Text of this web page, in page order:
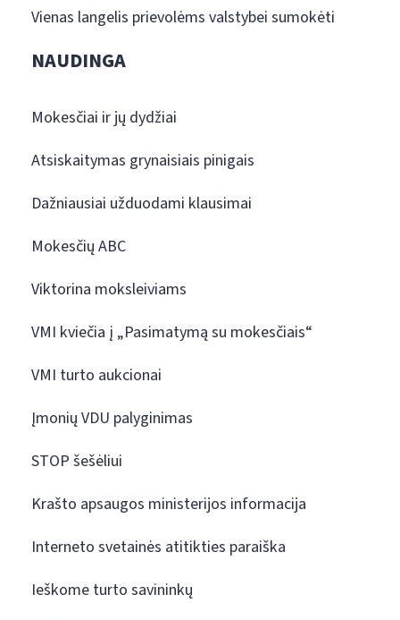
Vienas langelis prievolėms valstybei sumokėti
NAUDINGA
Mokesčiai ir jų dydžiai
Atsiskaitymas grynaisiais pinigais
Dažniausiai užduodami klausimai
Mokesčių ABC
Viktorina moksleiviams
VMI kviečia į „Pasimatymą su mokesčiais“
VMI turto aukcionai
Įmonių VDU palyginimas
STOP šešėliui
Krašto apsaugos ministerijos informacija
Interneto svetainės atitikties paraiška
Ieškome turto savininkų